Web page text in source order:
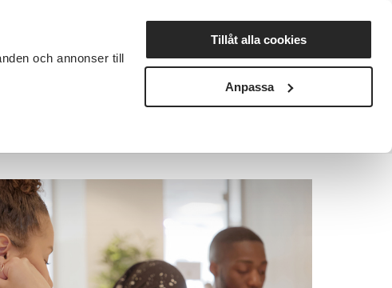
och annonser till
Tillåt alla cookies
Anpassa
Nyheter Avdelningar